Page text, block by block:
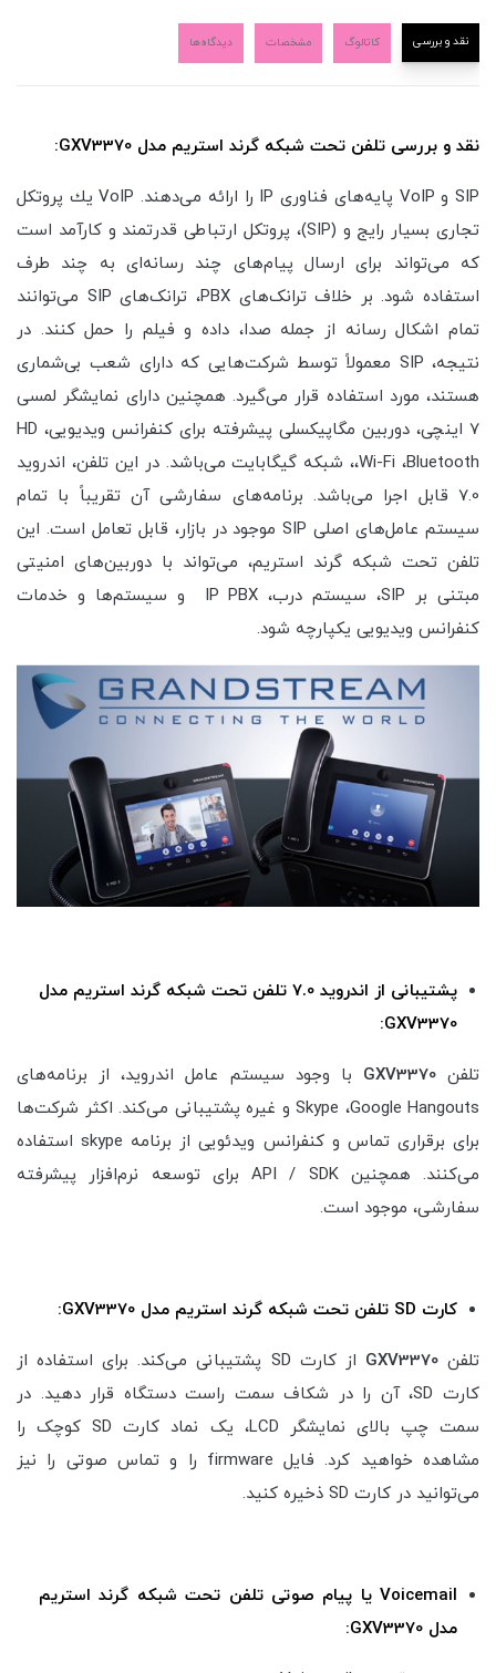
نقد و بررسی کاتالوگ مشخصات دیدگاه‌ها
نقد و بررسی تلفن تحت شبکه گرند استریم مدل GXV3370:
SIP و VoIP پایه‌های فناوری IP را ارائه می‌دهند. VoIP یك پروتكل
تجاری بسیار رایج و (SIP)، پروتکل ارتباطی قدرتمند و کارآمد است
که می‌تواند برای ارسال پیام‌های چند رسانه‌ای به چند طرف
استفاده شود. بر خلاف ترانک‌های PBX، ترانک‌های SIP می‌توانند
تمام اشکال رسانه از جمله صدا، داده و فیلم را حمل کنند. در
نتیجه، SIP معمولاً توسط شرکت‌هایی که دارای شعب بی‌شماری
هستند، مورد استفاده قرار می‌گیرد. همچنین دارای نمایشگر لمسی
7 اینچی، دوربین مگاپیکسلی پیشرفته برای کنفرانس ویدیویی، HD
،Wi-Fi ،Bluetooth، شبکه گیگابایت می‌باشد. در این تلفن، اندروید
7.0 قابل اجرا می‌باشد. برنامه‌های سفارشی آن تقریباً با تمام
سیستم عامل‌های اصلی SIP موجود در بازار، قابل تعامل است. این
تلفن تحت شبکه گرند استریم، می‌تواند با دوربین‌های امنیتی
مبتنی بر SIP، سیستم درب، IP PBX و سیستم‌ها و خدمات
کنفرانس ویدیویی یکپارچه شود.
پشتیبانی از اندروید 7.0 تلفن تحت شبکه گرند استریم مدل
GXV3370:
تلفنGXV3370 با وجود سیستم عامل اندروید، از برنامه‌های
Skype ،Google Hangouts و غیره پشتیبانی می‌کند. اکثر شرکت‌ها
برای برقراری تماس و کنفرانس ویدئویی از برنامه skype استفاده
می‌کنند. همچنین API / SDK برای توسعه نرم‌افزار پیشرفته
سفارشی، موجود است.
کارت SD تلفن تحت شبکه گرند استریم مدل GXV3370:
تلفنGXV3370
از کارت SD پشتیبانی می‌کند. برای استفاده از
کارت SD، آن را در شکاف سمت راست دستگاه قرار دهید. در
سمت چپ بالای نمایشگر LCD، یک نماد کارت SD کوچک را
مشاهده خواهید کرد. فایل firmware را و تماس صوتی را نیز
می‌توانید در کارت SD ذخیره کنید.
Voicemail یا پیام صوتی تلفن تحت شبکه گرند استریم
مدل GXV3370: